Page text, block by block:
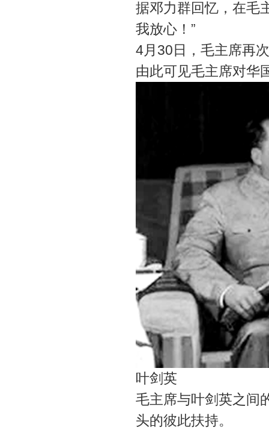
据邓力群回忆，在毛
我放心！”
4月30日，毛主席再
由此可见毛主席对华
叶剑英
毛主席与叶剑英之间
头的彼此扶持。